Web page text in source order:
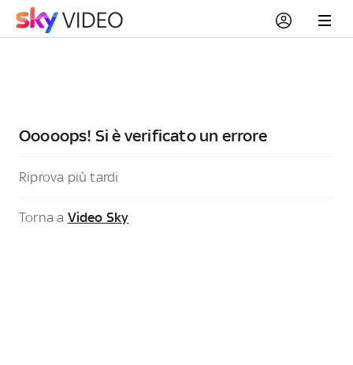
Ooooops! Si è verificato un errore
Riprova più tardi
Torna a Video Sky